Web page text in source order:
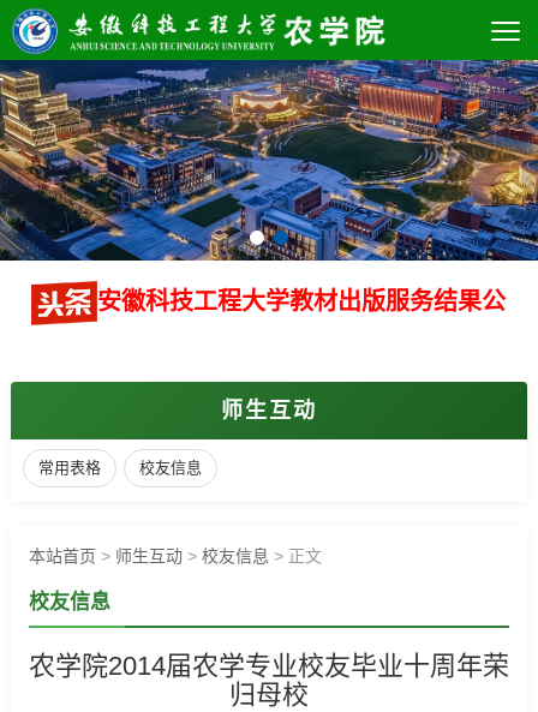
安徽科技工程大学教材出版服务结果公
师生互动
常用表格 校友信息
本站首页 > 师生互动> 校友信息 > 正文
校友信息
农学院2014届农学专业校友毕业十周年荣
归母校